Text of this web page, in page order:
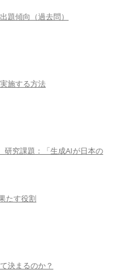
題傾向（過去問）
施する方法
究課題：「生成AIが日本の
たす役割
決まるのか？